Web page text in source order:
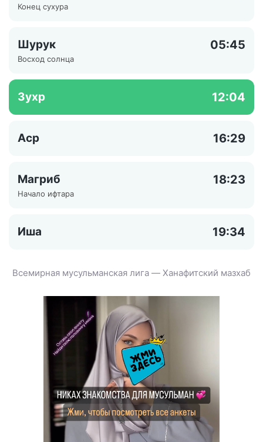
Конец сухура
Шурук 05:45
Восход солнца
Зухр 12:04
Аср 16:29
Магриб 18:23
Начало ифтара
Иша 19:34
Всемирная мусульманская лига — Ханафитский мазхаб